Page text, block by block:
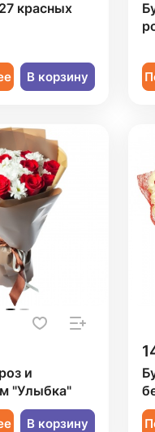
красных
В корзину
и
"Улыбка"
В корзину